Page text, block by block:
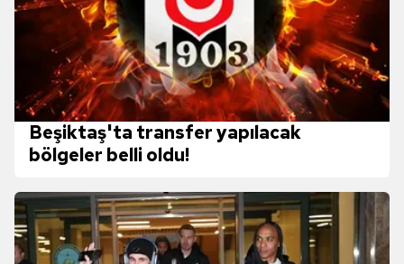
Beşiktaş'ta transfer yapılacak
bölgeler belli oldu!